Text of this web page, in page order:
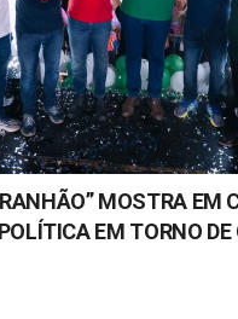
MOSTRA EM
EM TORNO DE